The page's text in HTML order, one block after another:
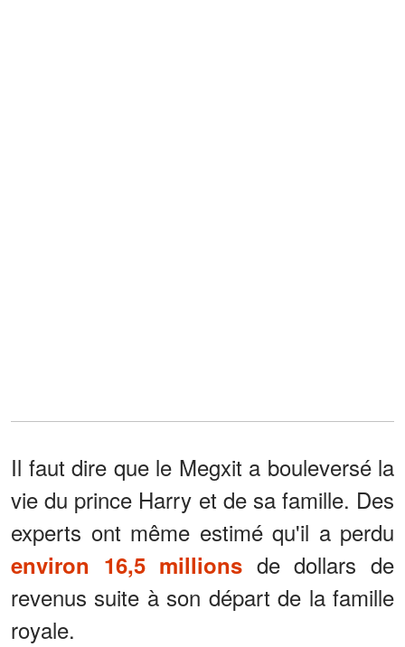
Il faut dire que le Megxit a bouleversé la
vie du prince Harry et de sa famille. Des
experts ont même estimé qu'il a perdu
environ 16,5 millions de dollars de
revenus suite à son départ de la famille
royale.